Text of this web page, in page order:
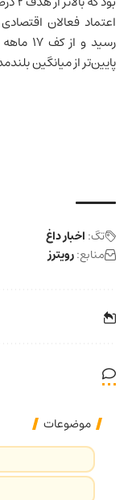
اعتماد فعالان
رسید
پایین‌تر از میانگین
تگ: اخبار داغ
منابع:رویترز
موضوعات